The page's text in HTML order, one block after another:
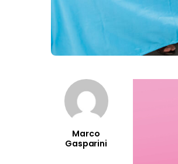
Marco
Gasparini